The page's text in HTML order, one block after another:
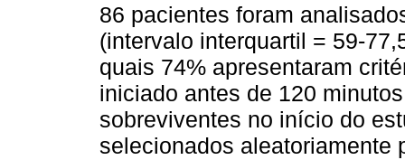
86 pacientes foram
(intervalo interquartil = 59-
quais 74% apresentaram
iniciado antes de 120
sobreviventes no início do
selecionados aleatoriamente